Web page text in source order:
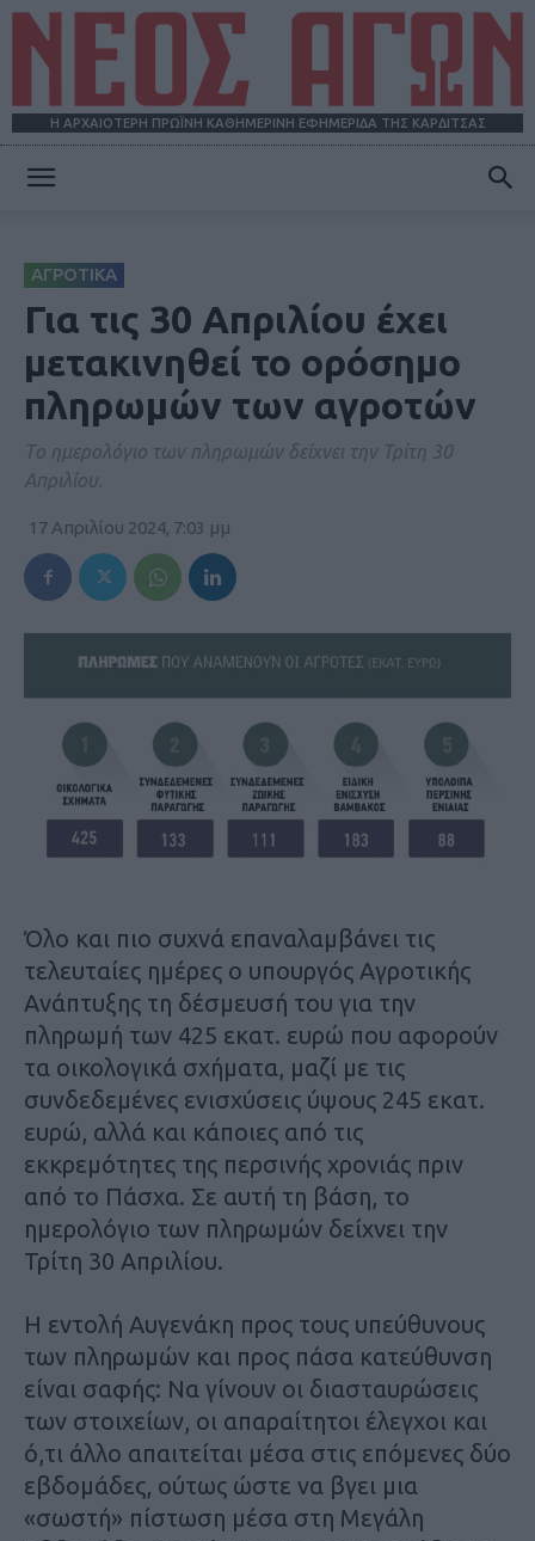
Η ΑΡΧΑΙΟΤΕΡΗ ΠΡΩΪΝΗ ΚΑΘΗΜΕΡΙΝΗ ΕΦΗΜΕΡΙΔΑ ΤΗΣ ΚΑΡΔΙΤΣΑΣ
ΑΓΡΟΤΙΚΑ
Για τις 30 Απριλίου έχει
μετακινηθεί το ορόσημο
πληρωμών των αγροτών
Tο ηµερολόγιο των πληρωµών δείχνει την Τρίτη 30
Απριλίου.
17 Απριλίου 2024, 7:03 μμ
Όλο και πιο συχνά επαναλαµβάνει τις
τελευταίες ηµέρες ο υπουργός Αγροτικής
Ανάπτυξης τη δέσµευσή του για την
πληρωµή των 425 εκατ. ευρώ που αφορούν
τα οικολογικά σχήµατα, µαζί µε τις
συνδεδεµένες ενισχύσεις ύψους 245 εκατ.
ευρώ, αλλά και κάποιες από τις
εκκρεµότητες της περσινής χρονιάς πριν
από το Πάσχα. Σε αυτή τη βάση, το
ηµερολόγιο των πληρωµών δείχνει την
Τρίτη 30 Απριλίου.
Η εντολή Αυγενάκη προς τους υπεύθυνους
των πληρωµών και προς πάσα κατεύθυνση
είναι σαφής: Να γίνουν οι διασταυρώσεις
των στοιχείων, οι απαραίτητοι έλεγχοι και
ό,τι άλλο απαιτείται µέσα στις επόµενες δύο
εβδοµάδες, ούτως ώστε να βγει µια
«σωστή» πίστωση µέσα στη Μεγάλη